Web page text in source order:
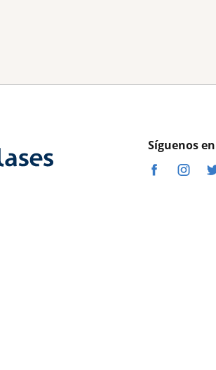
Síguenos en